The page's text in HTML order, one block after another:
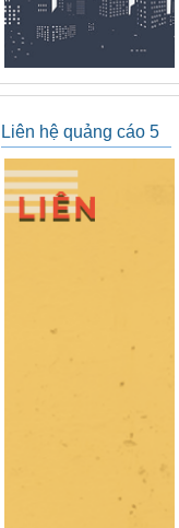
Liên hệ quảng cáo 5